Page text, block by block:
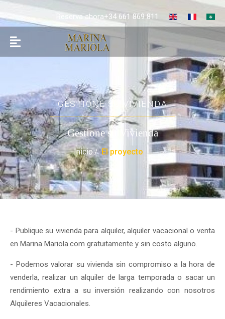
Reserva ahora+34 661 869 811
GESTIONE SU VIVIENDA
Gestione su Vivienda
Inicio El proyecto
- Publique su vivienda para alquiler, alquiler vacacional o venta
en Marina Mariola.com gratuitamente y sin costo alguno.
- Podemos valorar su vivienda sin compromiso a la hora de
venderla, realizar un alquiler de larga temporada o sacar un
rendimiento extra a su inversión realizando con nosotros
Alquileres Vacacionales.